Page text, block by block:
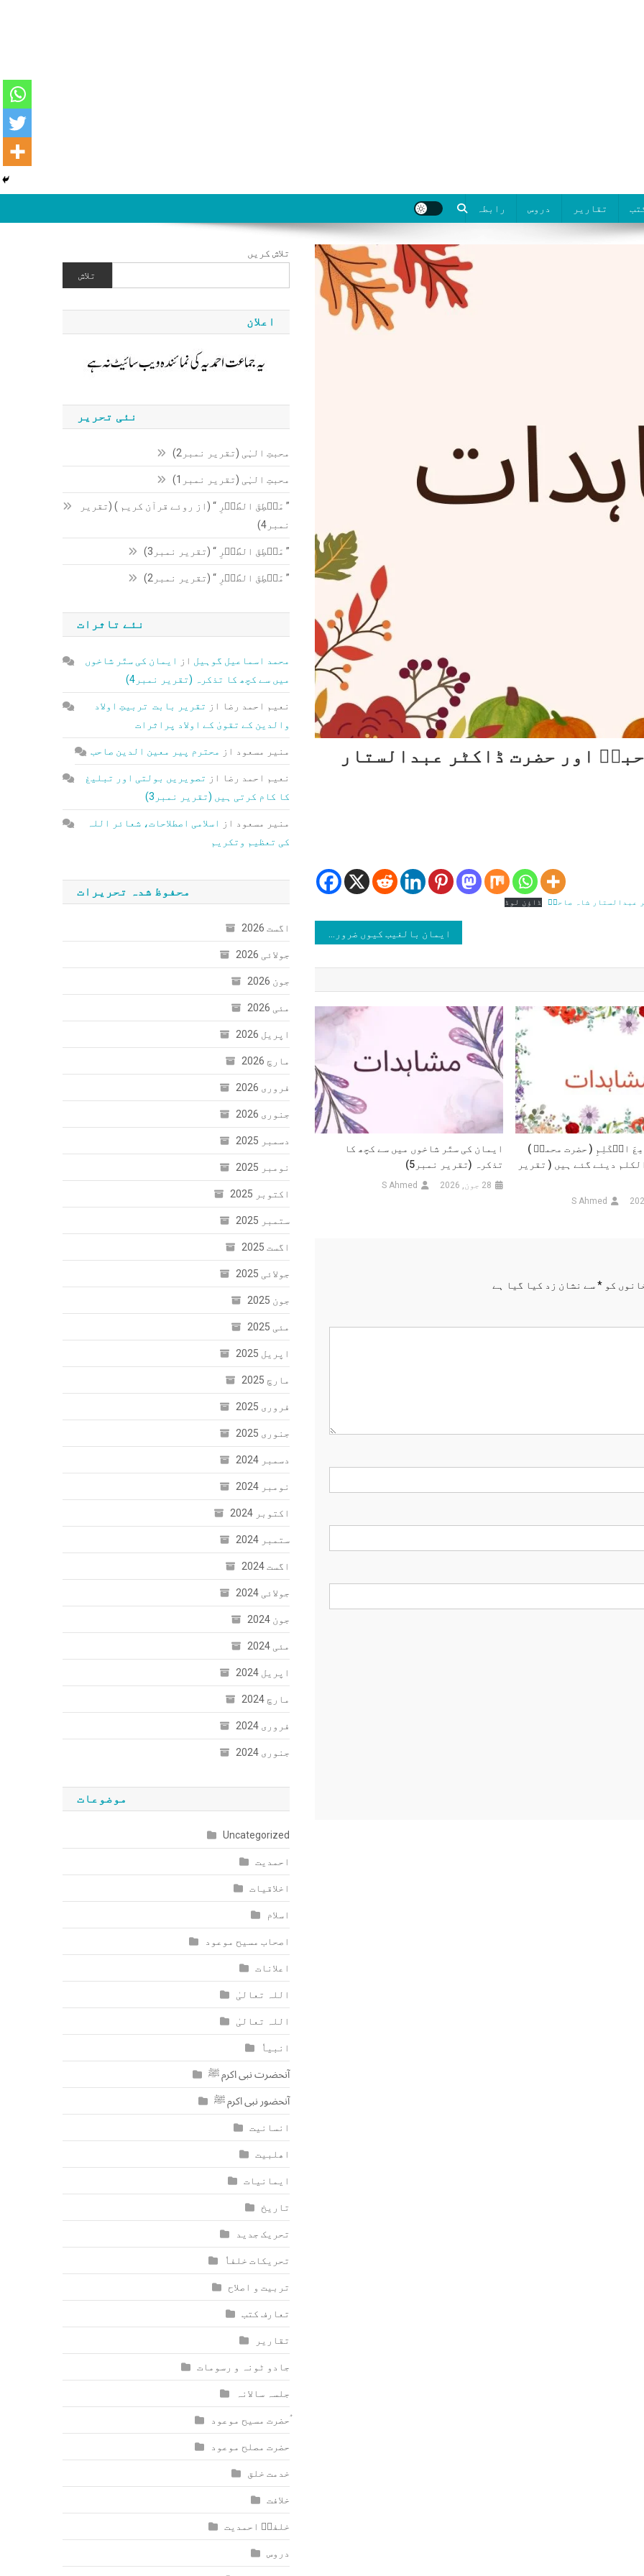
تقاریر دروس رابطہ
اور حضرت ڈاکٹر عبدالستار
ڈاؤن لوڈ
الۡکَلِمِ ( حضرت محمدؐ )
دیئے گئے ہیں ( تقریر
S Ahmed
ایمان کی ستّر شاخوں میں سے کچھ کا
تذکرہ (تقریر نمبر5)
28 جون, 2026 S Ahmed
کو *سے نشان زد کیا گیا ہے
تلاش کریں
تلاش
اعلان
نئی تحریر
محبتِ الہٰی (تقریر نمبر2)
محبتِ الہٰی (تقریر نمبر1)
” مَنۡطِقَ الطَّیۡرِ “ (از روئے قرآن کریم ) (تقریر
نمبر4)
” مَنۡطِقَ الطَّیۡرِ “ (تقریر نمبر3)
” مَنۡطِقَ الطَّیۡرِ “ (تقریر نمبر2)
نئے تاثرات
محمد اسماعیل گوہیل از
ایمان کی ستّر شاخوں
میں سے کچھ کا تذکرہ (تقریر نمبر4)
نعیم احمد رضا از تقریر بابت تربیتِ اولاد
والدین کے تقویٰ کے اولاد پراثرات
منیر مسعود از محترم پیر معین الدین صاحب
نعیم احمد رضا از تصویریں بولتی اور تبلیغ
کا کام کرتی ہیں (تقریر نمبر3)
منیر مسعود از
اسلامی اصطلاحات، شعائر اللہ
کی تعظیم وتکریم
محفوظ شدہ تحریرات
اگست 2026
جولائی 2026
جون 2026
مئی 2026
اپریل 2026
مارچ 2026
فروری 2026
جنوری 2026
دسمبر 2025
نومبر 2025
اکتوبر 2025
ستمبر 2025
اگست 2025
جولائی 2025
جون 2025
مئی 2025
اپریل 2025
مارچ 2025
فروری 2025
جنوری 2025
دسمبر 2024
نومبر 2024
اکتوبر 2024
ستمبر 2024
اگست 2024
جولائی 2024
جون 2024
مئی 2024
اپریل 2024
مارچ 2024
فروری 2024
جنوری 2024
موضوعات
Uncategorized
احمدیت
اخلاقیات
اسلام
اصحاب مسیح موعود
اعلانات
اللہ تعالیٰ
اللہ تعالیٰ
انبیاٗ
آنحضرت نبی اکرم ﷺ
آنحضور نبی اکرم ﷺ
انسانیت
اھلبیت
ایمانیات
تاریخ
تحریک جدید
تحریکات خلفاٗ
تربیت و اصلاح
تعارف کتب
تقاریر
جادو ٹونہ و رسومات
جلسہ سالانہ
ٰؑحضرت مسیح موعود
حضرت مصلح موعود
خدمت خلق
خلافت
خلفاؑ احمدیت
دروس